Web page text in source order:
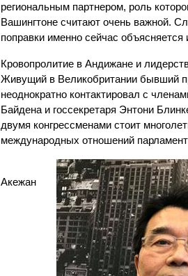
региональным партнером, роль
Вашингтоне считают очень важной.
поправки именно сейчас объясняется
Кровопролитие в Андижане и
Живущий в Великобритании бывший
неоднократно контактировал с
Байдена и госсекретаря Энтони
двумя конгрессменами стоит
международных отношений
Акежан